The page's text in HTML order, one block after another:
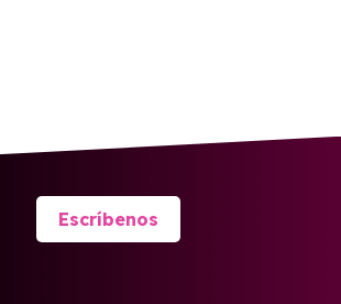
Escríbenos